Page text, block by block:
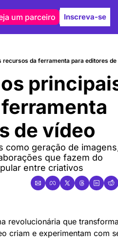
Autores
um parceiro Inscreva-se
recursos da ferramenta para editores de
de vídeo
como geração de
que fazem do
entre criativos
revolucionária que
criam e experimentam com